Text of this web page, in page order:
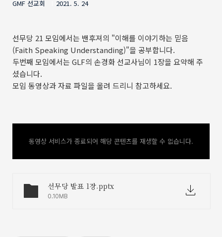
GMF 선교회 2021. 5. 24
선무당 21 모임에서는 밴후져의 "이해를 이야기하는 믿음
(Faith Speaking Understanding)"을 공부합니다.
두번째 모임에서는 GLF의 손경화 선교사님이 1장을 요약해 주
셨습니다.
모임 동영상과 자료 파일을 올려 드리니 참고하세요.
동영상 서비스가 종료되어 해당 콘텐츠를 재생할 수 없습니다.
선무당 발표 1장.pptx
0.10MB